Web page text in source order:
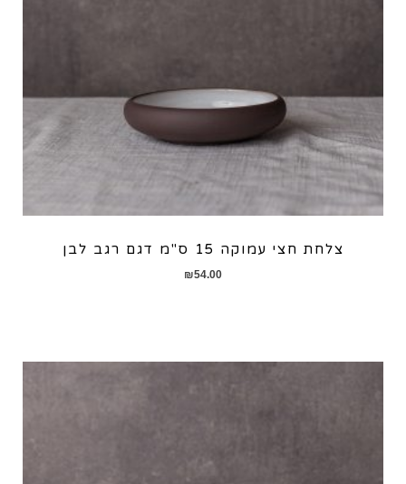
צלחת חצי עמוקה 15 ס"מ דגם רגב לבן
₪54.00